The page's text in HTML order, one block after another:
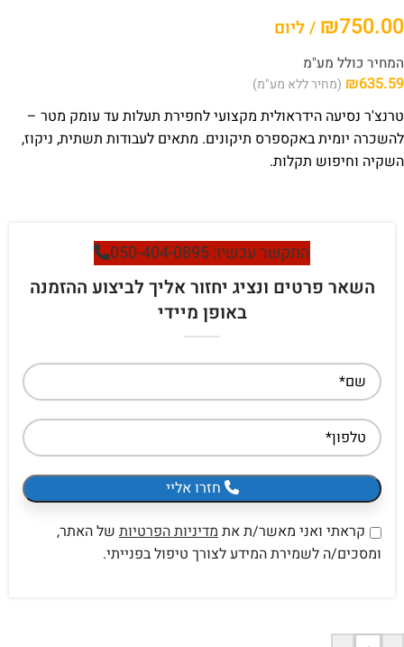
₪750.00 / ליום
המחיר כולל מע"מ
₪635.59 (מחיר ללא מע"מ)
טרנצ'ר נסיעה הידראולית מקצועי לחפירת תעלות עד עומק מטר –
להשכרה יומית באקספרס תיקונים. מתאים לעבודות תשתית, ניקוז,
השקיה וחיפוש תקלות.
התקשר עכשיו: 050-404-0895
השאר פרטים ונציג יחזור אליך לביצוע ההזמנה
באופן מיידי
חזרו אליי
קראתי ואני מאשר/ת אתמדיניות הפרטיות של האתר,
ומסכים/ה לשמירת המידע לצורך טיפול בפנייתי.